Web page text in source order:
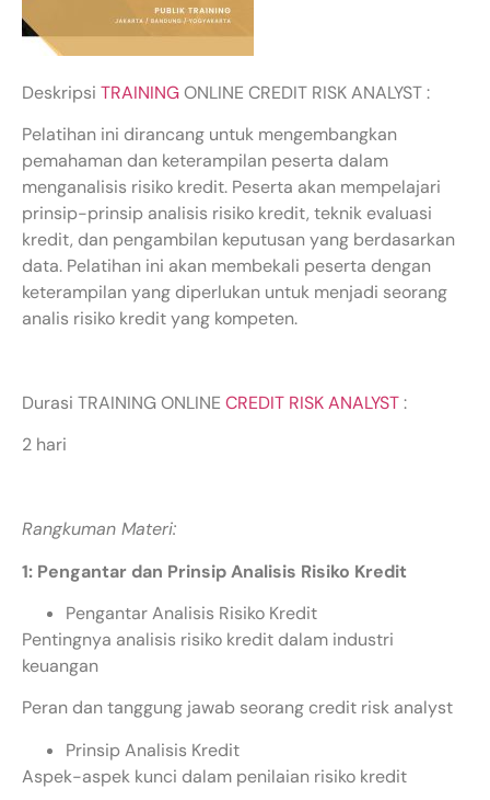
Deskripsi TRAININGONLINE CREDIT RISK ANALYST :
Pelatihan ini dirancang untuk mengembangkan
pemahaman dan keterampilan peserta dalam
menganalisis risiko kredit. Peserta akan mempelajari
prinsip-prinsip analisis risiko kredit, teknik evaluasi
kredit, dan pengambilan keputusan yang berdasarkan
data. Pelatihan ini akan membekali peserta dengan
keterampilan yang diperlukan untuk menjadi seorang
analis risiko kredit yang kompeten.
Durasi TRAINING ONLINE CREDIT RISK ANALYST:
2 hari
Rangkuman Materi:
1: Pengantar dan Prinsip Analisis Risiko Kredit
Pengantar Analisis Risiko Kredit
Pentingnya analisis risiko kredit dalam industri
keuangan
Peran dan tanggung jawab seorang credit risk analyst
Prinsip Analisis Kredit
Aspek-aspek kunci dalam penilaian risiko kredit